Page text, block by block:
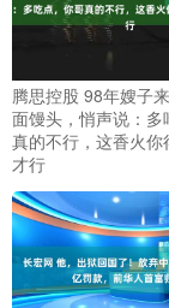
腾思控股 98年嫂子
面馒头，悄声说：多
真的不行，这香火你
才行